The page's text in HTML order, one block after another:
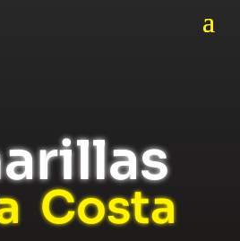
Costa